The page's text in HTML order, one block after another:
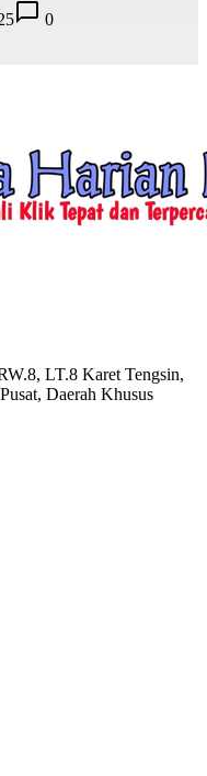
0
LT.8 Karet Tengsin,
Daerah Khusus